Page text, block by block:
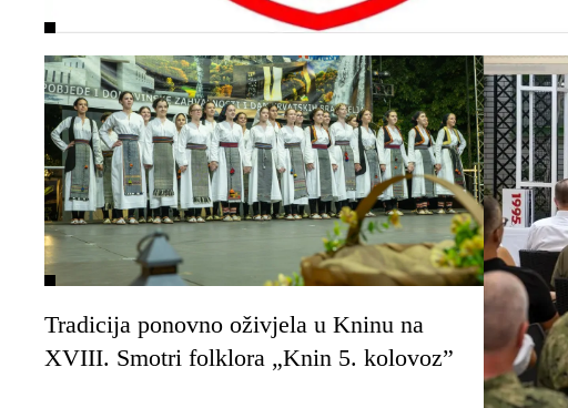
Tradicija ponovno oživjela u Kninu na
XVIII. Smotri folklora „Knin 5. kolovoz”